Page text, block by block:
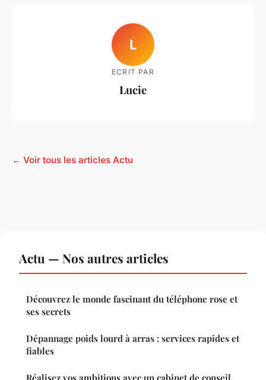
L
ECRIT PAR
Lucie
← Voir tous les articles Actu
Actu — Nos autres articles
Découvrez le monde fascinant du téléphone rose et
ses secrets
Dépannage poids lourd à arras : services rapides et
fiables